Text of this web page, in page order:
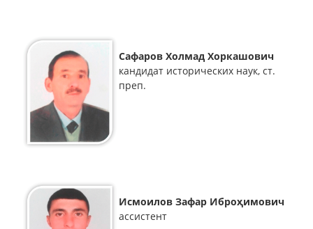
Сафаров Холмад Хоркашович
кандидат исторических наук, ст.
преп.
Исмоилов Зафар Иброҳимович
ассистент